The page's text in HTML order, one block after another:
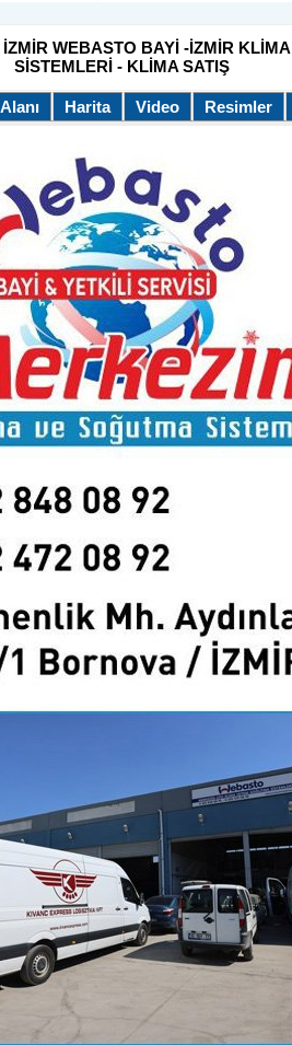
WEBASTO BAYİ -İZMİR
SİSTEMLERİ - KLİMA SATIŞ
Harita Video Resimler